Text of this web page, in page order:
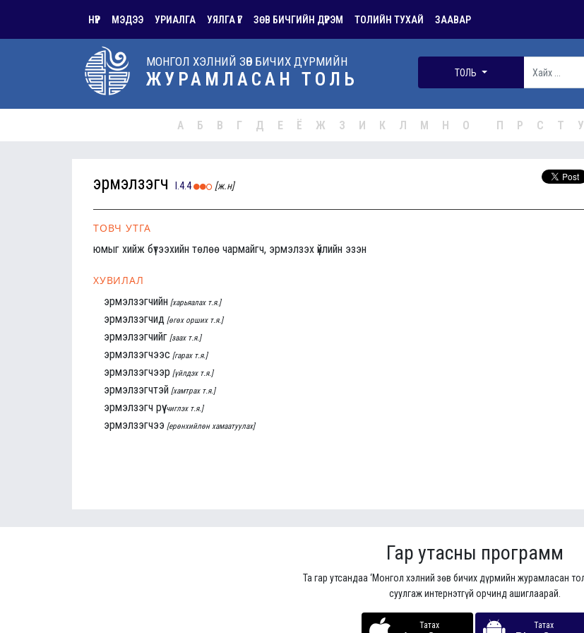
НҮҮР МЭДЭЭ УРИАЛГА УЯЛГА ҮГ ЗӨВ БИЧГИЙН ДҮРЭМ ТОЛИЙН ТУХАЙ ЗААВАР
МОНГОЛ ХЭЛНИЙ ЗӨВ БИЧИХ ДҮРМИЙН
ЖУРАМЛАСАН ТОЛЬ ТОЛЬ
А Б В Г Д Е Ё Ж З И К Л М Н О П Р С Т У
эрмэлзэгч I.4.4 [ж.н]
ТОВЧ УТГА
юмыг хийж бүтээхийн төлөө чармайгч, эрмэлзэх үйлийн эзэн
ХУВИЛАЛ
эрмэлзэгчийн [харьяалах т.я.]
эрмэлзэгчид [өгөх орших т.я.]
эрмэлзэгчийг [заах т.я.]
эрмэлзэгчээс [гарах т.я.]
эрмэлзэгчээр [үйлдэх т.я.]
эрмэлзэгчтэй [хамтрах т.я.]
эрмэлзэгч рүү [чиглэх т.я.]
эрмэлзэгчээ [ерөнхийлөн хамаатуулах]
Гар утасны программ
Та гар утсандаа ‘Монгол хэлний зөв бичих дүрмийн журамласан
суулгаж интернэтгүй орчинд ашиглаарай.
Татах Татах